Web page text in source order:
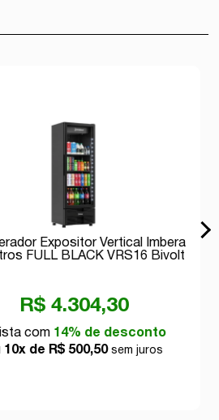
Expositor Vertical Imbera
FULL BLACK VRS16 Bivolt
R$ 4.304,30
com 14% de desconto
10x de R$ 500,50sem juros